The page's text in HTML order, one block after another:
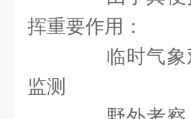
挥重要作用：
临时气象
监测